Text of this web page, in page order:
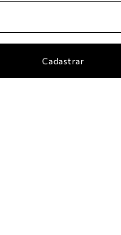
Cadastrar